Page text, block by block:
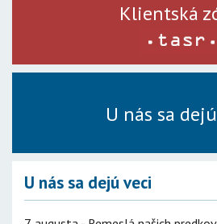
Klientská
U nás sa
U nás sa dejú veci